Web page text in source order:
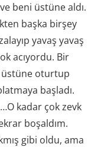
beni üstüne aldı.
başka birşey
yavaş yavaş
acıyordu. Bir
oturtup
başladı.
kadar çok zevk
boşaldım.
gibi oldu, ama